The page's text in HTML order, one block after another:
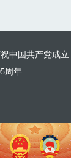
中国共产党成立
周年